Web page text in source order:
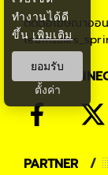
ติดต่อโฆษณาออ
STAY
PARTNER
ทำงานได้ดี
ขึ้นเพิ่มเติม
ยอมรับ
ตั้งค่า